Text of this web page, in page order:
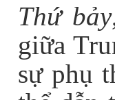
Thứ bảy
giữa
sự phụ